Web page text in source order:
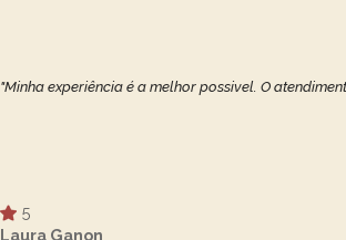
"Minha experiência é a melhor possivel. O
5
Laura Ganon